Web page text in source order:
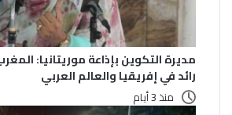
مديرة التكوين بإذاعة موريتانيا:
رائد في إفريقيا والعالم العربي
منذ 3 أيام